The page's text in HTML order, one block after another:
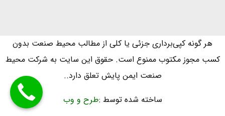
هر گونه کپی‌برداری جزئی یا کلی از مطالب محیط صنعت بدون
کسب مجوز مکتوب ممنوع است. حقوق این سایت به شرکت محیط
صنعت ایمن پایش تعلق دارد..
ساخته شده توسط :طرح و وب